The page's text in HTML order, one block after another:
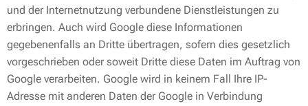
und der Internetnutzung verbundene Dienstleistungen zu
erbringen. Auch wird Google diese Informationen
gegebenenfalls an Dritte übertragen, sofern dies gesetzlich
vorgeschrieben oder soweit Dritte diese Daten im Auftrag von
Google verarbeiten. Google wird in keinem Fall Ihre IP-
Adresse mit anderen Daten der Google in Verbindung